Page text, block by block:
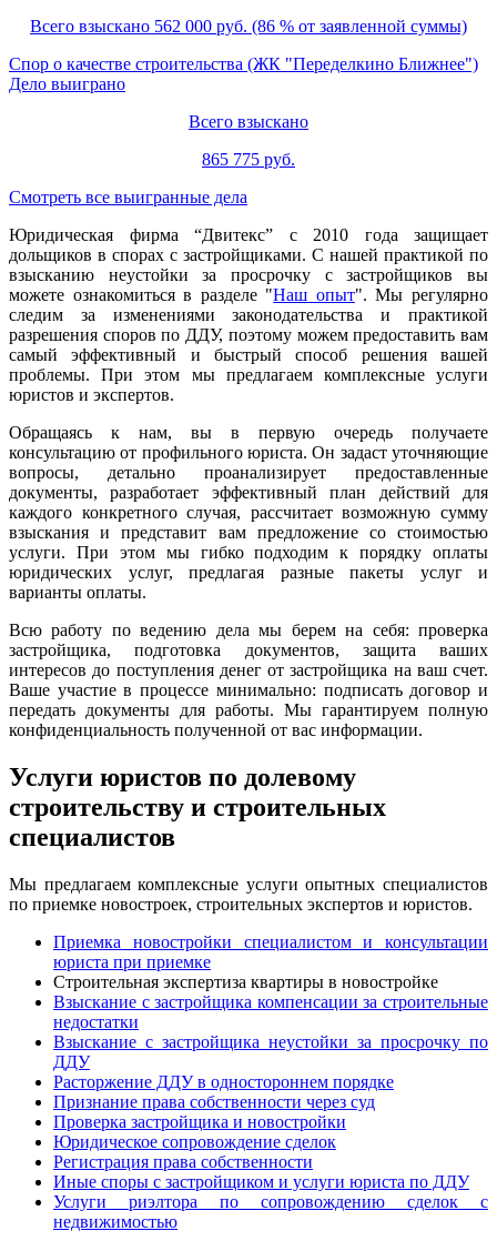
Всего взыскано 562 000 руб. (86 % от заявленной суммы)
Спор о качестве строительства (ЖК "Переделкино Ближнее")
Дело выиграно
Всего взыскано
865 775 руб.
Смотреть все выигранные дела
Юридическая фирма “Двитекс” с 2010 года защищает
дольщиков в спорах с застройщиками. С нашей практикой по
взысканию неустойки за просрочку с застройщиков вы
можете ознакомиться в разделе "Наш опыт". Мы регулярно
следим за изменениями законодательства и практикой
разрешения споров по ДДУ, поэтому можем предоставить вам
самый эффективный и быстрый способ решения вашей
проблемы. При этом мы предлагаем комплексные услуги
юристов и экспертов.
Обращаясь к нам, вы в первую очередь получаете
консультацию от профильного юриста. Он задаст уточняющие
вопросы, детально проанализирует предоставленные
документы, разработает эффективный план действий для
каждого конкретного случая, рассчитает возможную сумму
взыскания и представит вам предложение со стоимостью
услуги. При этом мы гибко подходим к порядку оплаты
юридических услуг, предлагая разные пакеты услуг и
варианты оплаты.
Всю работу по ведению дела мы берем на себя: проверка
застройщика, подготовка документов, защита ваших
интересов до поступления денег от застройщика на ваш счет.
Ваше участие в процессе минимально: подписать договор и
передать документы для работы. Мы гарантируем полную
конфиденциальность полученной от вас информации.
Услуги юристов по долевому
строительству и строительных
специалистов
Мы предлагаем комплексные услуги опытных специалистов
по приемке новостроек, строительных экспертов и юристов.
Приемка новостройки специалистом и консультации
юриста при приемке
Строительная экспертиза квартиры в новостройке
Взыскание с застройщика компенсации за строительные
недостатки
Взыскание с застройщика неустойки за просрочку по
ДДУ
Расторжение ДДУ в одностороннем порядке
Признание права собственности через суд
Проверка застройщика и новостройки
Юридическое сопровождение сделок
Регистрация права собственности
Иные споры с застройщиком и услуги юриста по ДДУ
Услуги риэлтора по сопровождению сделок с
недвижимостью